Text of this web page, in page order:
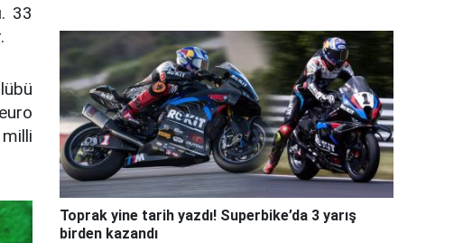
33
Toprak yine tarih yazdı! Superbike’da 3 yarış
birden kazandı